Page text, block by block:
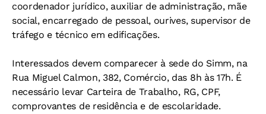
coordenador jurídico, auxiliar de administração, mãe
social, encarregado de pessoal, ourives, supervisor de
tráfego e técnico em edificações.
Interessados devem comparecer à sede do Simm, na
Rua Miguel Calmon, 382, Comércio, das 8h às 17h. É
necessário levar Carteira de Trabalho, RG, CPF,
comprovantes de residência e de escolaridade.